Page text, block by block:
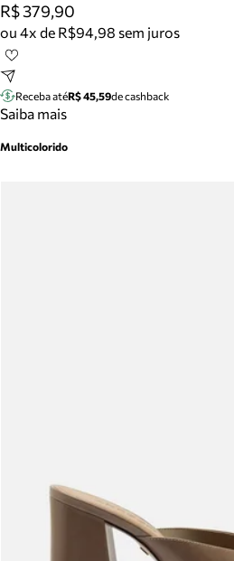
Tênis
Mule
Tire dúvidas sobre pedidos,
Acompanhe seus pedidos e
R$ 379,90
ou 4x de R$94,98 sem juros
Receba atéR$ 45,59de cashback
Saiba mais
Multicolorido